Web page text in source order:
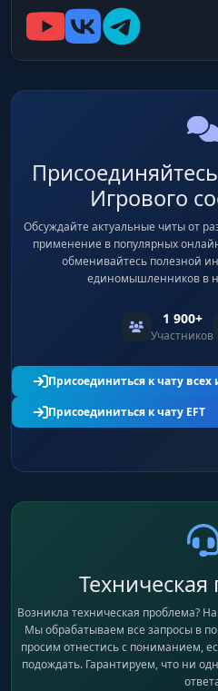
Игрового
Обсуждайте актуальные читы от
применение в популярных
обменивайтесь полезной
единомышленников в
1 900+
Участников
Присоединиться к чату всех
Присоединиться к чату EFT
Возникла техническая проблема?
Мы обрабатываем все запросы в
просим отнестись с пониманием,
подождать. Гарантируем, что ни